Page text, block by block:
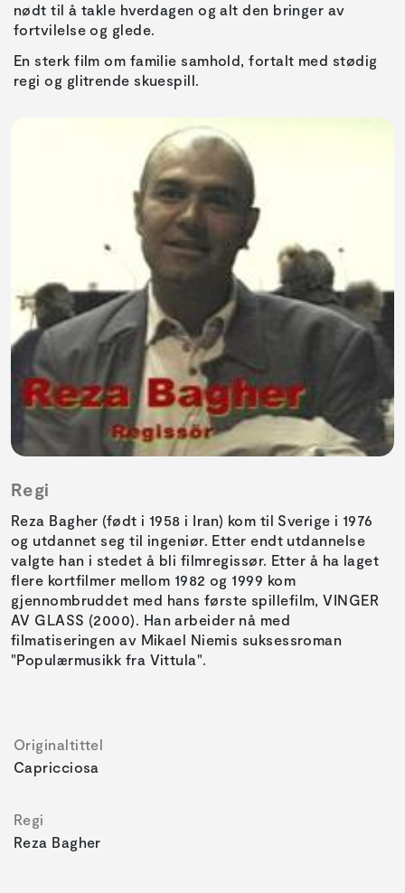
nødt til å takle hverdagen og alt den bringer av
fortvilelse og glede.
En sterk film om familie samhold, fortalt med stødig
regi og glitrende skuespill.
Regi
Reza Bagher (født i 1958 i Iran) kom til Sverige i 1976
og utdannet seg til ingeniør. Etter endt utdannelse
valgte han i stedet å bli filmregissør. Etter å ha laget
flere kortfilmer mellom 1982 og 1999 kom
gjennombruddet med hans første spillefilm, VINGER
AV GLASS (2000). Han arbeider nå med
filmatiseringen av Mikael Niemis suksessroman
"Populærmusikk fra Vittula".
Originaltittel
Capricciosa
Regi
Reza Bagher